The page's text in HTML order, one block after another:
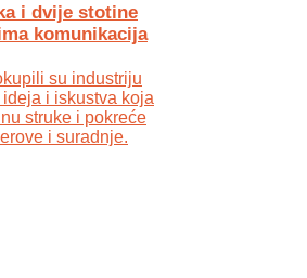
i dvije stotine
komunikacija
su industriju
i iskustva koja
struke i pokreće
i suradnje.